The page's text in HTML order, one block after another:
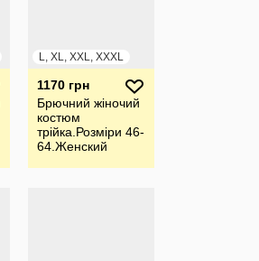
L, XL, XXL, XXXL
1170 грн
Брючний жiночий
костюм
трiйка.Розмiри 46-
64.Женский